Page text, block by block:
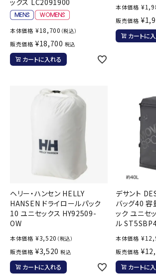
本体価格 ¥18,700 （税込）
販売価格 ¥18,700 税込
カートに入れる
本体価格 ¥
販売価格 ¥
カートに
ヘリー・ハンセン HELLY
HANSEN ドライロールパック
10 ユニセックス HY92509-
OW
本体価格 ¥3,520 （税込）
販売価格 ¥3,520 税込
カートに入れる
デサント
バッグ40 容
ック ユニセ
ル
本体価格 ¥
販売価格 ¥
カートに